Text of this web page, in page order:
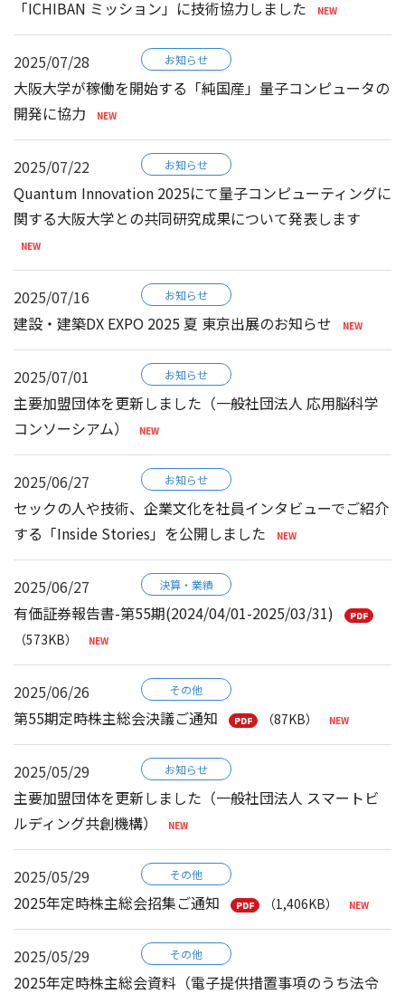
「ICHIBAN ミッション」に技術協力しました
2025/07/28 お知らせ
大阪大学が稼働を開始する「純国産」量子コンピュータの
開発に協力
2025/07/22 お知らせ
Quantum Innovation 2025にて量子コンピューティングに
関する大阪大学との共同研究成果について発表します
2025/07/16 お知らせ
建設・建築DX EXPO 2025 夏 東京出展のお知らせ
2025/07/01 お知らせ
主要加盟団体を更新しました（一般社団法人 応用脳科学
コンソーシアム）
2025/06/27 お知らせ
セックの人や技術、企業文化を社員インタビューでご紹介
する「Inside Stories」を公開しました
2025/06/27 決算・業績
有価証券報告書-第55期(2024/04/01-2025/03/31)
（573KB）
2025/06/26 その他
第55期定時株主総会決議ご通知 （87KB）
2025/05/29 お知らせ
主要加盟団体を更新しました（一般社団法人 スマートビ
ルディング共創機構）
2025/05/29 その他
2025年定時株主総会招集ご通知 （1,406KB）
2025/05/29 その他
2025年定時株主総会資料（電子提供措置事項のうち法令